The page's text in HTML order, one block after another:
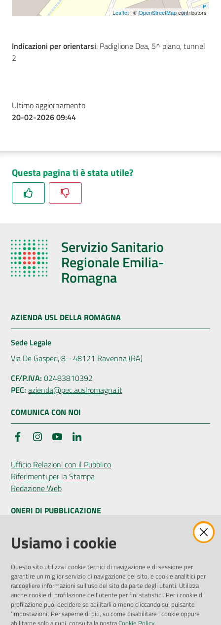
Leaflet | ©OpenStreetMapcontributors
Indicazioni per orientarsi: Padiglione Dea, 5^ piano, tunnel
2
Ultimo aggiornamento
20-02-2026 09:44
Questa pagina ti è stata utile?
Servizio Sanitario
Regionale Emilia-
Romagna
AZIENDA USL DELLA ROMAGNA
Sede Legale
Via De Gasperi, 8 - 48121 Ravenna (RA)
CF/P.IVA: 02483810392
PEC: azienda@pec.auslromagna.it
COMUNICA CON NOI
FacebookInstagramYouTube
Ufficio Relazioni con il Pubblico
Riferimenti per la Stampa
Redazione Web
ONERI DI PUBBLICAZIONE
Amministrazione Trasparente
Pubblicità legale
Privacy Policy
Attuazione Misure PNRR
Liste di Attesa
ENTI, IMPRESE E PARTNER
Usiamo i cookie
Questo sito utilizza i cookie tecnici di navigazione e di sessione per
garantire un miglior servizio di navigazione del sito, e cookie analitici per
raccogliere informazioni sull'uso del sito da parte degli utenti. Utilizza
anche cookie di profilazione dell'utente per fini statistici. Per i cookie di
profilazione puoi decidere se abilitarli o meno cliccando sul pulsante
'Impostazioni'. Per saperne di più, su come disabilitare i cookie oppure
abilitarne solo alcuni, consulta la nostraCookie Policy.